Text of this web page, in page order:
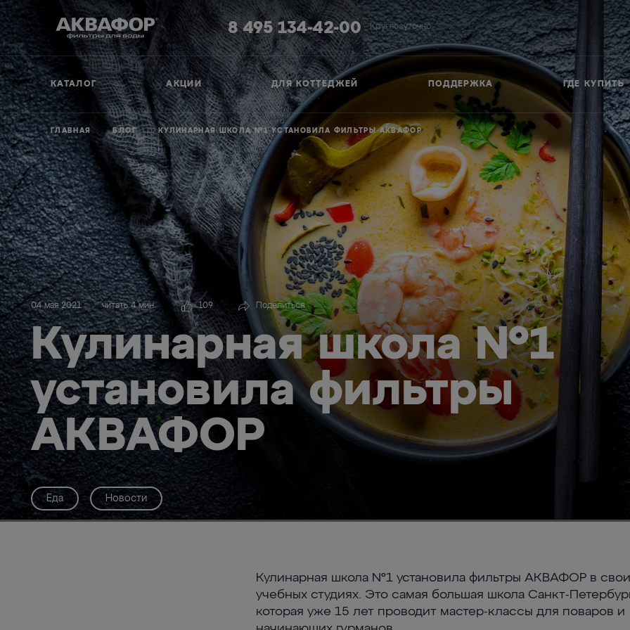
8 495 134-42-00 Круглосуточно
КАТАЛОГ АКЦИИ ДЛЯ КОТТЕДЖЕЙ ПОДДЕРЖКА ГДЕ КУПИТЬ
ГЛАВНАЯ БЛОГ КУЛИНАРНАЯ ШКОЛА №1 УСТАНОВИЛА ФИЛЬТРЫ АКВАФОР
04 мая 2021 читать 4 мин. 109 Поделиться
Кулинарная школа №1
установила фильтры
АКВАФОР
Еда Новости
Кулинарная школа №1 установила фильтры АКВАФОР в
учебных студиях. Это самая большая школа Санкт-
которая уже 15 лет проводит мастер-классы для поваров и